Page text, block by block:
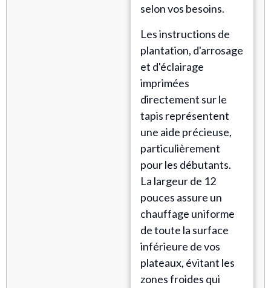
selon vos besoins.
Les instructions de
plantation, d'arrosage
et d'éclairage
imprimées
directement sur le
tapis représentent
une aide précieuse,
particulièrement
pour les débutants.
La largeur de 12
pouces assure un
chauffage uniforme
de toute la surface
inférieure de vos
plateaux, évitant les
zones froides qui